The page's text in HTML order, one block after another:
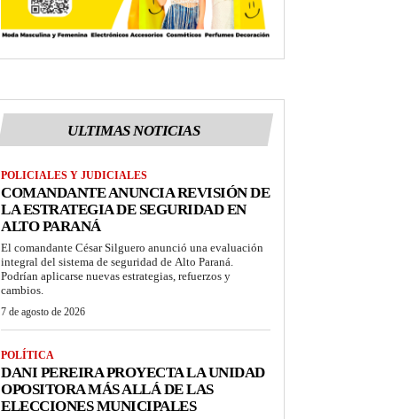
ULTIMAS NOTICIAS
POLICIALES Y JUDICIALES
COMANDANTE ANUNCIA REVISIÓN DE
LA ESTRATEGIA DE SEGURIDAD EN
ALTO PARANÁ
El comandante César Silguero anunció una evaluación
integral del sistema de seguridad de Alto Paraná.
Podrían aplicarse nuevas estrategias, refuerzos y
cambios.
7 de agosto de 2026
POLÍTICA
DANI PEREIRA PROYECTA LA UNIDAD
OPOSITORA MÁS ALLÁ DE LAS
ELECCIONES MUNICIPALES